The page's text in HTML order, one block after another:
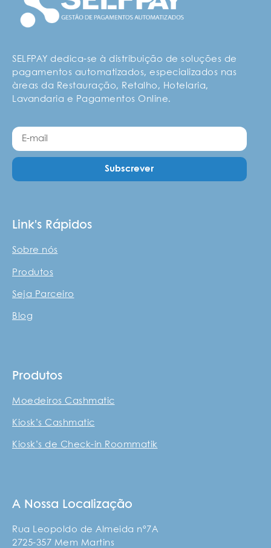
SELFPAY dedica-se à distribuição de soluções de
pagamentos automatizados, especializados nas
àreas da Restauração, Retalho, Hotelaria,
Lavandaria e Pagamentos Online.
Subscrever
Link's Rápidos
Sobre nós
Produtos
Seja Parceiro
Blog
Produtos
Moedeiros Cashmatic
Kiosk’s Cashmatic
Kiosk’s de Check-in Roommatik
A Nossa Localização
Rua Leopoldo de Almeida nº7A
2725-357 Mem Martins